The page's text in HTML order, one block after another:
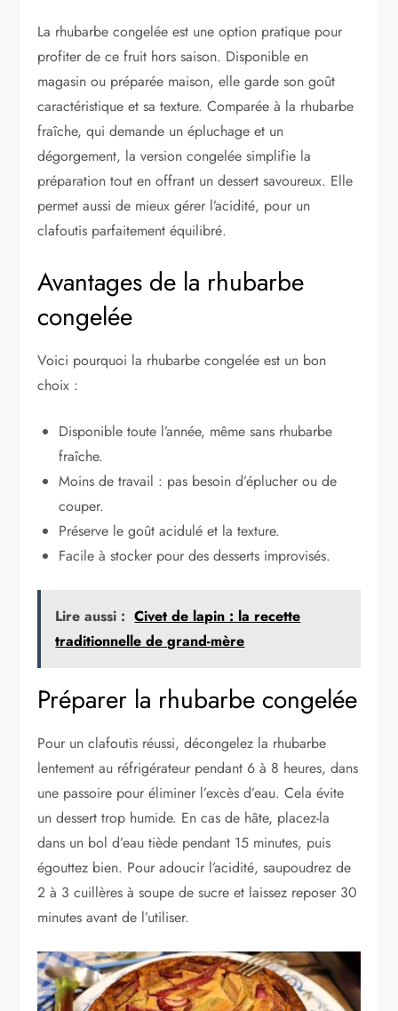
La rhubarbe congelée est une option pratique pour
profiter de ce fruit hors saison. Disponible en
magasin ou préparée maison, elle garde son goût
caractéristique et sa texture. Comparée à la rhubarbe
fraîche, qui demande un épluchage et un
dégorgement, la version congelée simplifie la
préparation tout en offrant un dessert savoureux. Elle
permet aussi de mieux gérer l’acidité, pour un
clafoutis parfaitement équilibré.
Avantages de la rhubarbe
congelée
Voici pourquoi la rhubarbe congelée est un bon
choix :
Disponible toute l’année, même sans rhubarbe
fraîche.
Moins de travail : pas besoin d’éplucher ou de
couper.
Préserve le goût acidulé et la texture.
Facile à stocker pour des desserts improvisés.
Lire aussi : Civet de lapin : la recette
traditionnelle de grand-mère
Préparer la rhubarbe congelée
Pour un clafoutis réussi, décongelez la rhubarbe
lentement au réfrigérateur pendant 6 à 8 heures, dans
une passoire pour éliminer l’excès d’eau. Cela évite
un dessert trop humide. En cas de hâte, placez-la
dans un bol d’eau tiède pendant 15 minutes, puis
égouttez bien. Pour adoucir l’acidité, saupoudrez de
2 à 3 cuillères à soupe de sucre et laissez reposer 30
minutes avant de l’utiliser.